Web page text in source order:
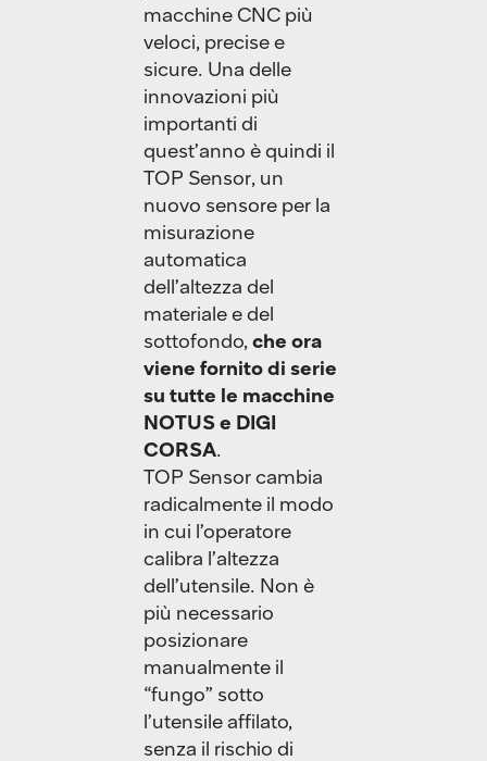
macchine CNC più
veloci, precise e
sicure. Una delle
innovazioni più
importanti di
quest’anno è quindi il
TOP Sensor, un
nuovo sensore per la
misurazione
automatica
dell’altezza del
materiale e del
sottofondo, che ora
viene fornito di serie
su tutte le macchine
NOTUS e DIGI
CORSA.
TOP Sensor cambia
radicalmente il modo
in cui l’operatore
calibra l’altezza
dell’utensile. Non è
più necessario
posizionare
manualmente il
“fungo” sotto
l’utensile affilato,
senza il rischio di